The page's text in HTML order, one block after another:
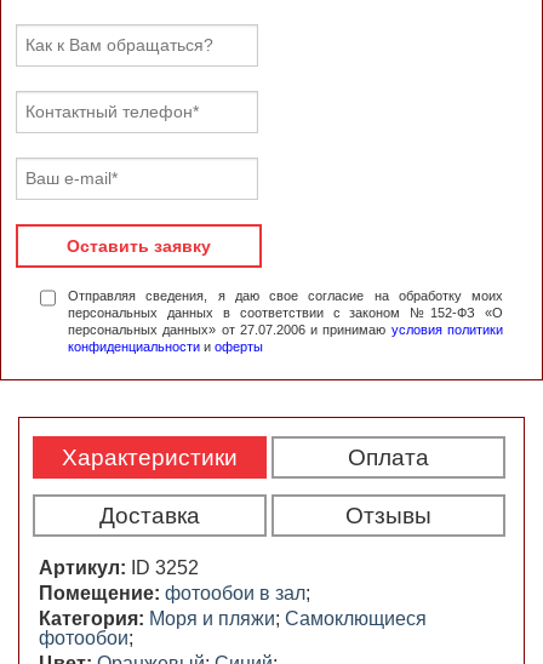
Оставить заявку
Отправляя сведения, я даю свое согласие на обработку моих
персональных данных в соответствии с законом №152-ФЗ «О
персональных данных» от 27.07.2006 и принимаю условия политики
конфиденциальности и оферты
Характеристики Оплата
Доставка Отзывы
Артикул:
ID 3252
Помещение: фотообои в зал;
Категория: Моря и пляжи; Cамоклющиеся
фотообои;